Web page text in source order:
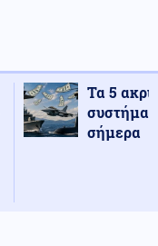
Τα 5
σήμερα